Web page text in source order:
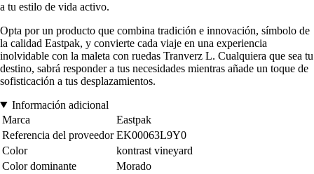
a tu estilo de vida activo.
Opta por un producto que combina tradición e innovación, símbolo de
la calidad Eastpak, y convierte cada viaje en una experiencia
inolvidable con la maleta con ruedas Tranverz L. Cualquiera que sea tu
destino, sabrá responder a tus necesidades mientras añade un toque de
sofisticación a tus desplazamientos.
Información adicional
Marca
Eastpak
Referencia del proveedor EK00063L9Y0
Color
kontrast vineyard
Color dominante
Morado